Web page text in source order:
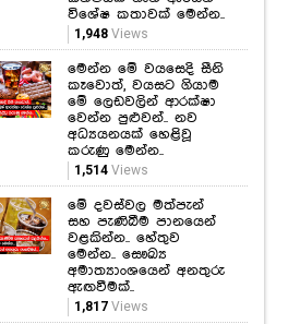
කෑවොත්, වයසට ගියාම
මේ ලෙඩවලින් ආරක්ෂා
වෙන්න පුළුවන්.. නව
කරුණු මෙන්න..
1,514Views
මේ දවස්වල මත්පැන්
සහ පැණිබීම පානයෙන්
වළකින්න.. හේතුව
මෙන්න.. සෞඛ්‍ය
ඇඟවීමක්..
1,817Views
ඖෂධීය ගුණ රැසක්
තියන "පනාමල්" රුධිරයේ
පට්ටිකා අඩුවීමට හොඳම
විසඳුමක් කියා ඔබ දැන